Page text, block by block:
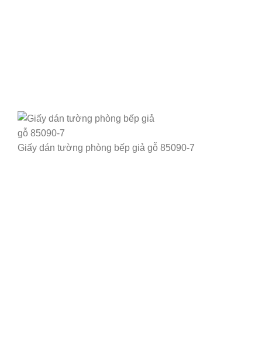
Giấy dán tường phòng bếp giả gỗ 85090-7